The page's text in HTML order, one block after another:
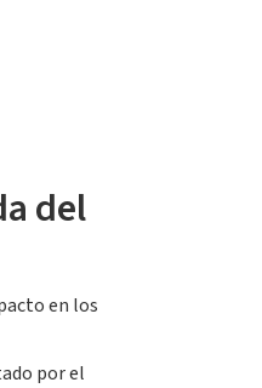
del
en los
por el